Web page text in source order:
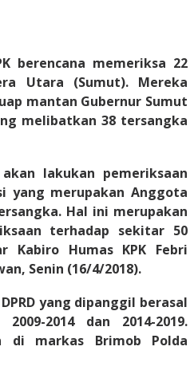
berencana memeriksa 22
Utara (Sumut). Mereka
mantan Gubernur Sumut
melibatkan 38 tersangka
lakukan pemeriksaan
yang merupakan Anggota
Hal ini merupakan
terhadap sekitar 50
Kabiro Humas KPK Febri
Senin (16/4/2018).
yang dipanggil berasal
2014 dan 2014-2019.
di markas Brimob Polda